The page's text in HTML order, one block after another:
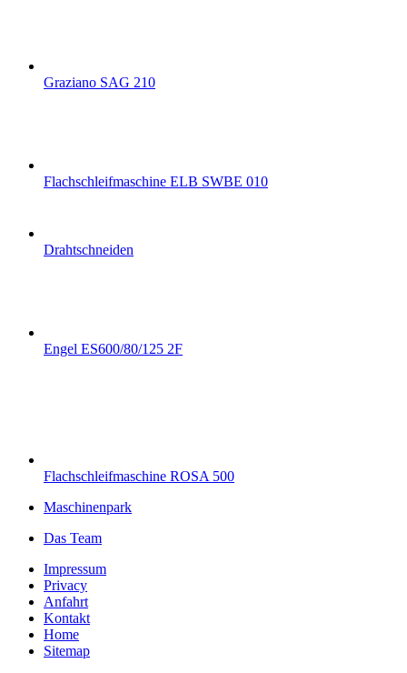
Graziano SAG 210
Flachschleifmaschine ELB SWBE 010
Drahtschneiden
Engel ES600/80/125 2F
Flachschleifmaschine ROSA 500
Maschinenpark
Das Team
Impressum
Privacy
Anfahrt
Kontakt
Home
Sitemap